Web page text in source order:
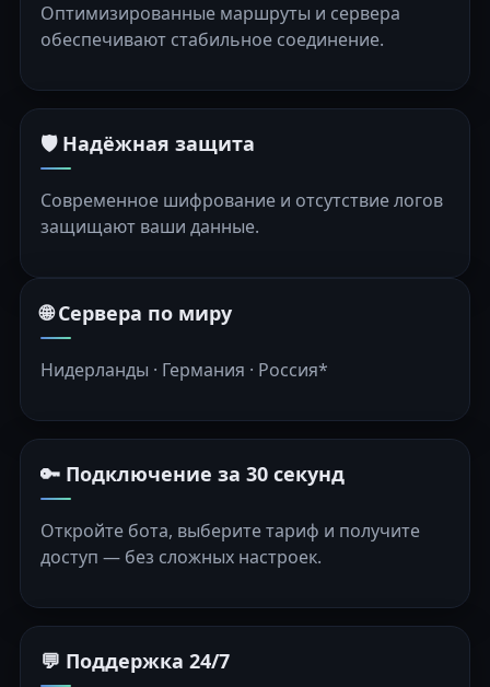
Оптимизированные маршруты и сервера
обеспечивают стабильное соединение.
🛡️ Надёжная защита
Современное шифрование и отсутствие логов
защищают ваши данные.
🌐 Сервера по миру
Нидерланды · Германия · Россия*
🔑 Подключение за 30 секунд
Откройте бота, выберите тариф и получите
доступ — без сложных настроек.
💬 Поддержка 24/7